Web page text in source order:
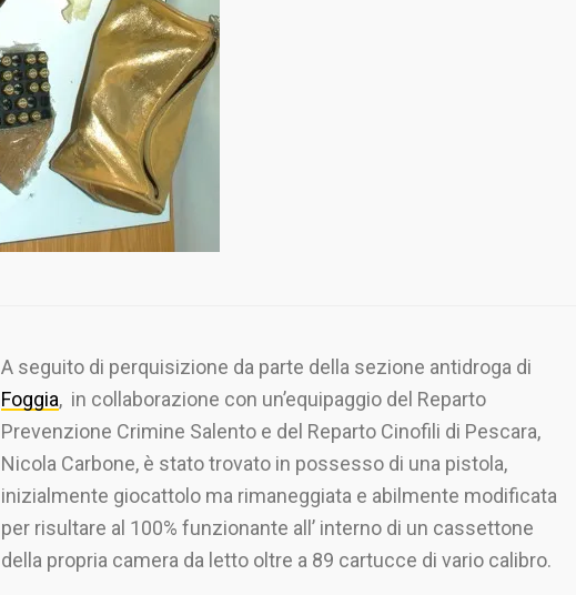
A seguito di perquisizione da parte della sezione antidroga di
Foggia, in collaborazione con un’equipaggio del Reparto
Prevenzione Crimine Salento e del Reparto Cinofili di Pescara,
Nicola Carbone, è stato trovato in possesso di una pistola,
inizialmente giocattolo ma rimaneggiata e abilmente modificata
per risultare al 100% funzionante all’ interno di un cassettone
della propria camera da letto oltre a 89 cartucce di vario calibro.